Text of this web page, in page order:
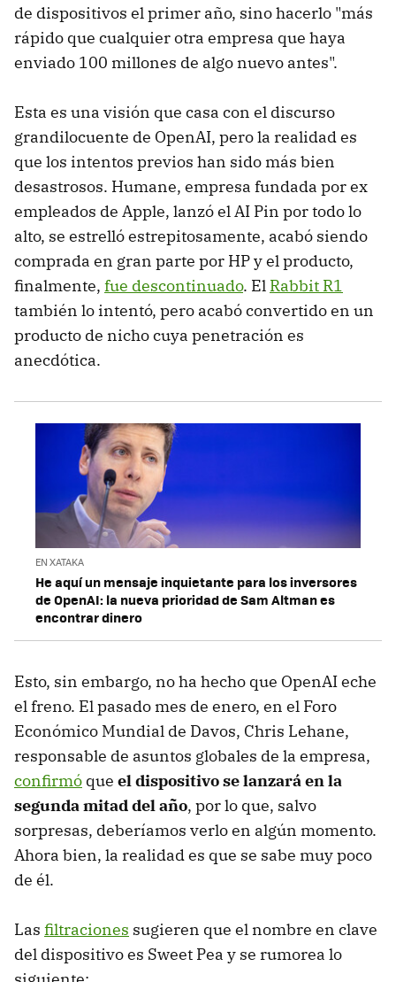
de dispositivos el primer año, sino hacerlo "más
rápido que cualquier otra empresa que haya
enviado 100 millones de algo nuevo antes".
Esta es una visión que casa con el discurso
grandilocuente de OpenAI, pero la realidad es
que los intentos previos han sido más bien
desastrosos. Humane, empresa fundada por ex
empleados de Apple, lanzó el AI Pin por todo lo
alto, se estrelló estrepitosamente, acabó siendo
comprada en gran parte por HP y el producto,
finalmente, fue descontinuado. El Rabbit R1
también lo intentó, pero acabó convertido en un
producto de nicho cuya penetración es
anecdótica.
EN XATAKA
He aquí un mensaje inquietante para los inversores
de OpenAI: la nueva prioridad de Sam Altman es
encontrar dinero
Esto, sin embargo, no ha hecho que OpenAI eche
el freno. El pasado mes de enero, en el Foro
Económico Mundial de Davos, Chris Lehane,
responsable de asuntos globales de la empresa,
confirmó que el dispositivo se lanzará en la
segunda mitad del año, por lo que, salvo
sorpresas, deberíamos verlo en algún momento.
Ahora bien, la realidad es que se sabe muy poco
de él.
Las filtraciones sugieren que el nombre en clave
del dispositivo es Sweet Pea y se rumorea lo